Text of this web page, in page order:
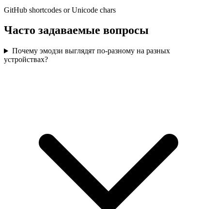
GitHub shortcodes or Unicode chars
Часто задаваемые вопросы
Почему эмодзи выглядят по-разному на разных
устройствах?